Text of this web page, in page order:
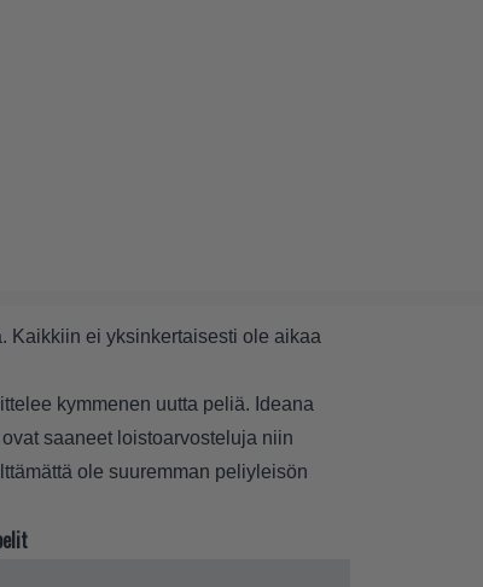
Kaikkiin ei yksinkertaisesti ole aikaa
kymmenen uutta peliä. Ideana
saaneet loistoarvosteluja niin
ole suuremman peliyleisön